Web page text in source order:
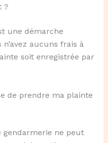
?
une démarche
aucuns frais à
soit enregistrée par
de prendre ma plainte
gendarmerie ne peut